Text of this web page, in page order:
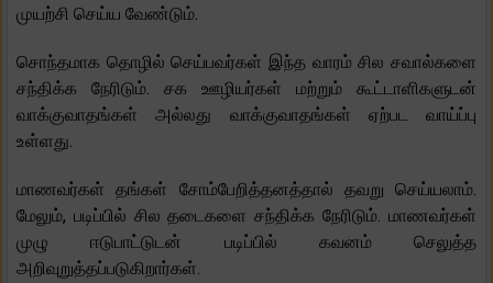
முயற்சி செய்ய வேண்டும்.
சொந்தமாக தொழில் செய்பவர்கள் இந்த வாரம் சில சவால்களை
சந்திக்க நேரிடும். சக ஊழியர்கள் மற்றும் கூட்டாளிகளுடன்
வாக்குவாதங்கள் அல்லது வாக்குவாதங்கள் ஏற்பட வாய்ப்பு
உள்ளது.
மாணவர்கள் தங்கள் சோம்பேறித்தனத்தால் தவறு செய்யலாம்.
மேலும், படிப்பில் சில தடைகளை சந்திக்க நேரிடும். மாணவர்கள்
முழு ஈடுபாட்டுடன் படிப்பில் கவனம் செலுத்த
அறிவுறுத்தப்படுகிறார்கள்.